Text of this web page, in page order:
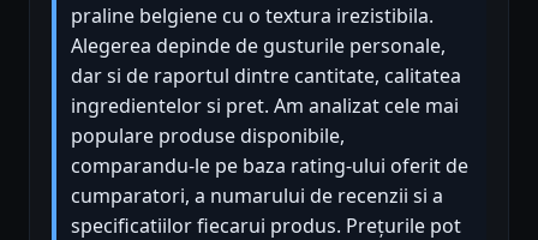
praline belgiene cu o textura irezistibila.
Alegerea depinde de gusturile personale,
dar si de raportul dintre cantitate, calitatea
ingredientelor si pret. Am analizat cele mai
populare produse disponibile,
comparandu-le pe baza rating-ului oferit de
cumparatori, a numarului de recenzii si a
specificatiilor fiecarui produs. Prețurile pot